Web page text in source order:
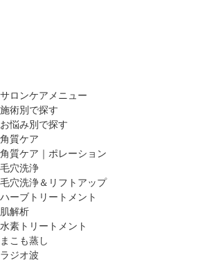
サロンケアメニュー
施術別で探す
お悩み別で探す
角質ケア
角質ケア｜ポレーション
毛穴洗浄
毛穴洗浄＆リフトアップ
ハーブトリートメント
肌解析
水素トリートメント
まこも蒸し
ラジオ波